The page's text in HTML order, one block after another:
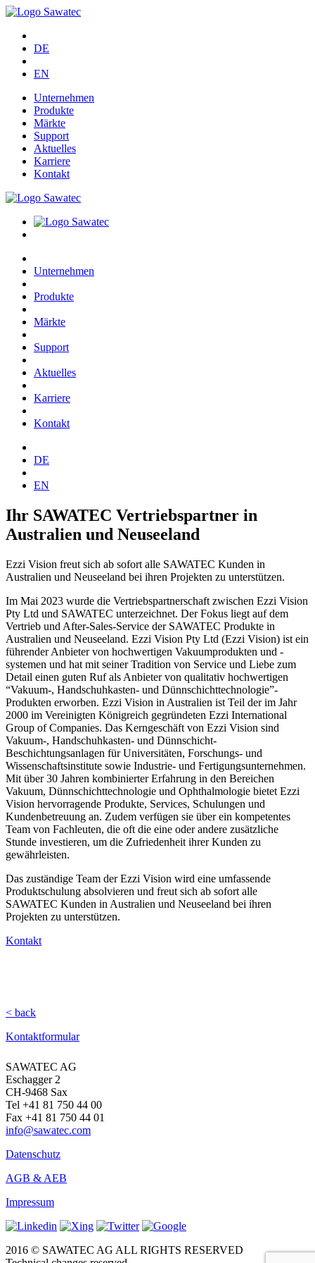
DE
EN
Unternehmen
Produkte
Märkte
Support
Aktuelles
Karriere
Kontakt
Unternehmen
Produkte
Märkte
Support
Aktuelles
Karriere
Kontakt
DE
EN
Ihr SAWATEC Vertriebspartner in
Australien und Neuseeland
Ezzi Vision freut sich ab sofort alle SAWATEC Kunden in
Australien und Neuseeland bei ihren Projekten zu unterstützen.
Im Mai 2023 wurde die Vertriebspartnerschaft zwischen Ezzi Vision
Pty Ltd und SAWATEC unterzeichnet. Der Fokus liegt auf dem
Vertrieb und After-Sales-Service der SAWATEC Produkte in
Australien und Neuseeland. Ezzi Vision Pty Ltd (Ezzi Vision) ist ein
führender Anbieter von hochwertigen Vakuumprodukten und -
systemen und hat mit seiner Tradition von Service und Liebe zum
Detail einen guten Ruf als Anbieter von qualitativ hochwertigen
“Vakuum-, Handschuhkasten- und Dünnschichttechnologie”-
Produkten erworben. Ezzi Vision in Australien ist Teil der im Jahr
2000 im Vereinigten Königreich gegründeten Ezzi International
Group of Companies. Das Kerngeschäft von Ezzi Vision sind
Vakuum-, Handschuhkasten- und Dünnschicht-
Beschichtungsanlagen für Universitäten, Forschungs- und
Wissenschaftsinstitute sowie Industrie- und Fertigungsunternehmen.
Mit über 30 Jahren kombinierter Erfahrung in den Bereichen
Vakuum, Dünnschichttechnologie und Ophthalmologie bietet Ezzi
Vision hervorragende Produkte, Services, Schulungen und
Kundenbetreuung an. Zudem verfügen sie über ein kompetentes
Team von Fachleuten, die oft die eine oder andere zusätzliche
Stunde investieren, um die Zufriedenheit ihrer Kunden zu
gewährleisten.
Das zuständige Team der Ezzi Vision wird eine umfassende
Produktschulung absolvieren und freut sich ab sofort alle
SAWATEC Kunden in Australien und Neuseeland bei ihren
Projekten zu unterstützen.
Kontakt
< back
Kontaktformular
SAWATEC AG
Eschagger 2
CH-9468 Sax
Tel +41 81 750 44 00
Fax +41 81 750 44 01
info@sawatec.com
Datenschutz
AGB & AEB
Impressum
2016 © SAWATEC AG ALL RIGHTS RESERVED